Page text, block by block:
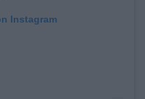
Instagram